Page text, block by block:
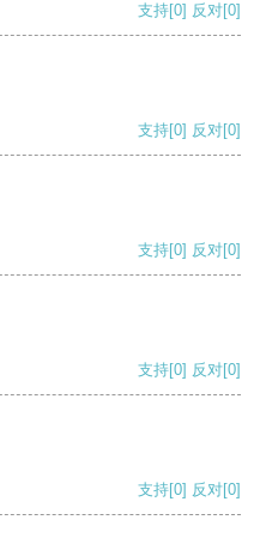
支持[0] 反对[0]
支持[0] 反对[0]
支持[0] 反对[0]
支持[0] 反对[0]
支持[0] 反对[0]